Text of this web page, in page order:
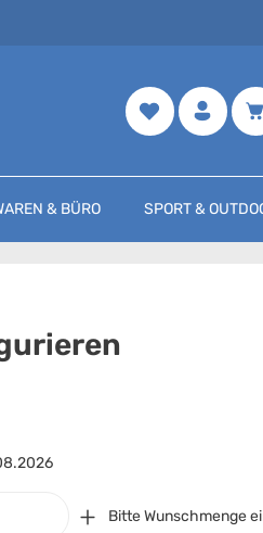
Merkzettel
& BÜRO SPORT &
Bitte Wunschmenge